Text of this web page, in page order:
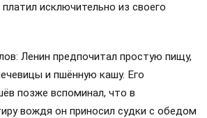
исключительно из своего
Ленин предпочитал простую пищу,
и пшённую кашу. Его
позже вспоминал, что в
вождя он приносил судки с обедом